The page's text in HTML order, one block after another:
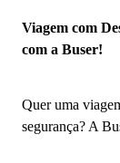
Viagem com
com a Buser!
Quer uma
segurança? A